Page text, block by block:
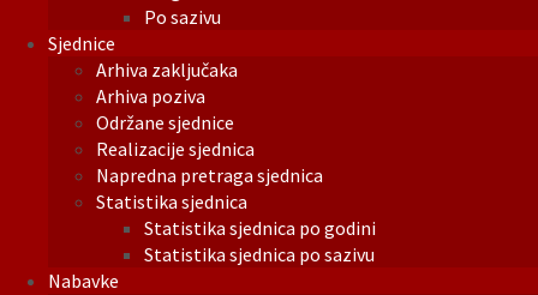
Po sazivu
Sjednice
Arhiva zaključaka
Arhiva poziva
Održane sjednice
Realizacije sjednica
Napredna pretraga sjednica
Statistika sjednica
Statistika sjednica po godini
Statistika sjednica po sazivu
Nabavke